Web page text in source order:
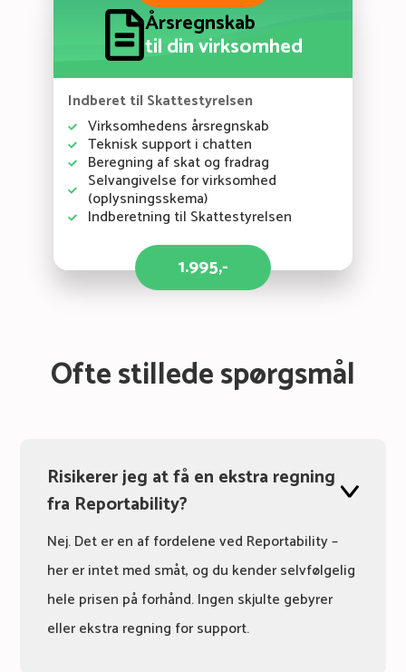
Årsregnskab
til din virksomhed
Indberet til Skattestyrelsen
Virksomhedens årsregnskab
Teknisk support i chatten
Beregning af skat og fradrag
Selvangivelse for virksomhed
(oplysningsskema)
Indberetning til Skattestyrelsen
1.995,-
Ofte stillede spørgsmål
Risikerer jeg at få en ekstra regning
fra Reportability?
Nej. Det er en af fordelene ved Reportability –
her er intet med småt, og du kender selvfølgelig
hele prisen på forhånd. Ingen skjulte gebyrer
eller ekstra regning for support.